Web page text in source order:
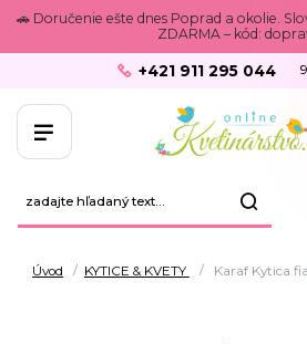
🚗 Doručenie ešte dnes Poprad a okolie.
ZDARMA – kód:
+421 911 295 044
Úvod KYTICE & KVETY Karaf Kytica